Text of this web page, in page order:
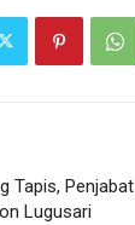
Tapis, Penjabat
Lugusari